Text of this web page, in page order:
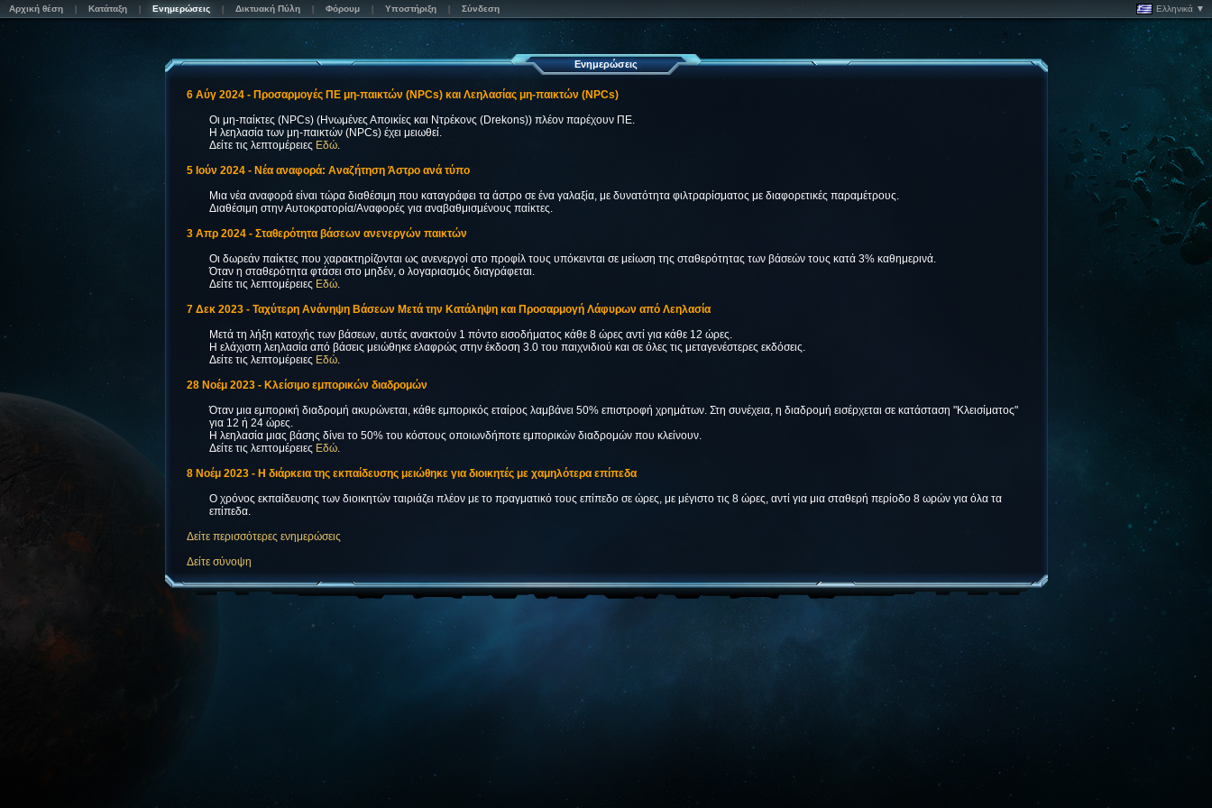
Αρχική θέση Κατάταξη Ενημερώσεις Δικτυακή Πύλη Φόρουμ Υποστήριξη Σύνδεση Ελληνικά ▼
Ενημερώσεις
6 Αύγ 2024 - Προσαρμογές ΠΕ μη-παικτών (NPCs) και Λεηλασίας μη-παικτών (NPCs)
Οι μη-παίκτες (NPCs) (Ηνωμένες Αποικίες και Ντρέκονς (Drekons)) πλέον παρέχουν ΠΕ.
Η λεηλασία των μη-παικτών (NPCs) έχει μειωθεί.
Δείτε τις λεπτομέρειες Εδώ.
5 Ιούν 2024 - Νέα αναφορά: Αναζήτηση Άστρο ανά τύπο
Μια νέα αναφορά είναι τώρα διαθέσιμη που καταγράφει τα άστρο σε ένα γαλαξία, με δυνατότητα φιλτραρίσματος με διαφορετικές παραμέτρους.
Διαθέσιμη στην Αυτοκρατορία/Αναφορές για αναβαθμισμένους παίκτες.
3 Απρ 2024 - Σταθερότητα βάσεων ανενεργών παικτών
Οι δωρεάν παίκτες που χαρακτηρίζονται ως ανενεργοί στο προφίλ τους υπόκεινται σε μείωση της σταθερότητας των βάσεών τους κατά 3% καθημερινά.
Όταν η σταθερότητα φτάσει στο μηδέν, ο λογαριασμός διαγράφεται.
Δείτε τις λεπτομέρειες Εδώ.
7 Δεκ 2023 - Ταχύτερη Ανάνηψη Βάσεων Μετά την Κατάληψη και Προσαρμογή Λάφυρων από Λεηλασία
Μετά τη λήξη κατοχής των βάσεων, αυτές ανακτούν 1 πόντο εισοδήματος κάθε 8 ώρες αντί για κάθε 12 ώρες.
Η ελάχιστη λεηλασία από βάσεις μειώθηκε ελαφρώς στην έκδοση 3.0 του παιχνιδιού και σε όλες τις μεταγενέστερες εκδόσεις.
Δείτε τις λεπτομέρειες Εδώ.
28 Νοέμ 2023 - Κλείσιμο εμπορικών διαδρομών
Όταν μια εμπορική διαδρομή ακυρώνεται, κάθε εμπορικός εταίρος λαμβάνει 50% επιστροφή χρημάτων. Στη συνέχεια, η διαδρομή εισέρχεται σε κατάσταση "Κλεισίματος"
για 12 ή 24 ώρες.
Η λεηλασία μιας βάσης δίνει το 50% του κόστους οποιωνδήποτε εμπορικών διαδρομών που κλείνουν.
Δείτε τις λεπτομέρειες Εδώ.
8 Νοέμ 2023 - Η διάρκεια της εκπαίδευσης μειώθηκε για διοικητές με χαμηλότερα επίπεδα
Ο χρόνος εκπαίδευσης των διοικητών ταιριάζει πλέον με το πραγματικό τους επίπεδο σε ώρες, με μέγιστο τις 8 ώρες, αντί για μια σταθερή περίοδο 8 ωρών για όλα τα
επίπεδα.
Δείτε περισσότερες ενημερώσεις
Δείτε σύνοψη